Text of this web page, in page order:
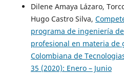
Dilene Amaya Lázaro,
Hugo Castro Silva,
programa de ingeniería
profesional en materia de
Colombiana de
35 (2020): Enero – Junio